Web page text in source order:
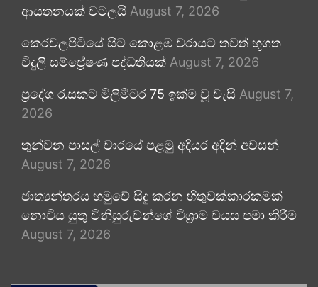
ආයතනයක් වටලයි August 7, 2026
කෙරවලපිටියේ සිට කොළඹ වරායට තවත් භූගත
විදුලි සම්ප්‍රේෂණ පද්ධතියක් August 7, 2026
ප්‍රදේශ රැසකට මිලිමීටර 75 ඉක්ම වූ වැසි August 7,
2026
තුන්වන පාසල් වාරයේ පළමු අදියර අදින් අවසන්
August 7, 2026
ජාත්‍යන්තරය හමුවේ සිදු කරන හිතුවක්කාරකමක්
නොවිය යුතු විනිසුරුවන්ගේ විශ්‍රාම වයස පමා කිරීම
August 7, 2026